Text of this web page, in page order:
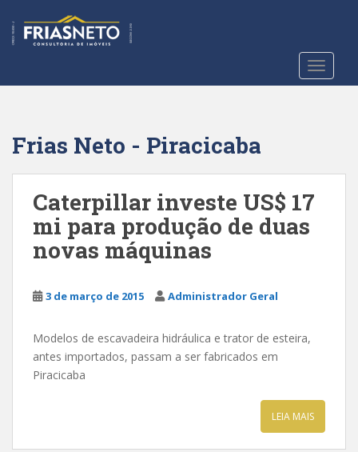
t
Frias Neto - Piracicaba
Caterpillar investe US$ 17
mi para produção de duas
novas máquinas
3 de março de 2015 Administrador Geral
Modelos de escavadeira hidráulica e trator de esteira,
antes importados, passam a ser fabricados em
Piracicaba
LEIA MAIS